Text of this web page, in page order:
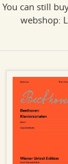
You can still
webshop: